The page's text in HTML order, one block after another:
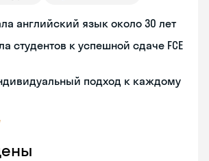
английский язык около 30 лет
студентов к успешной сдаче FCE
подход к каждому